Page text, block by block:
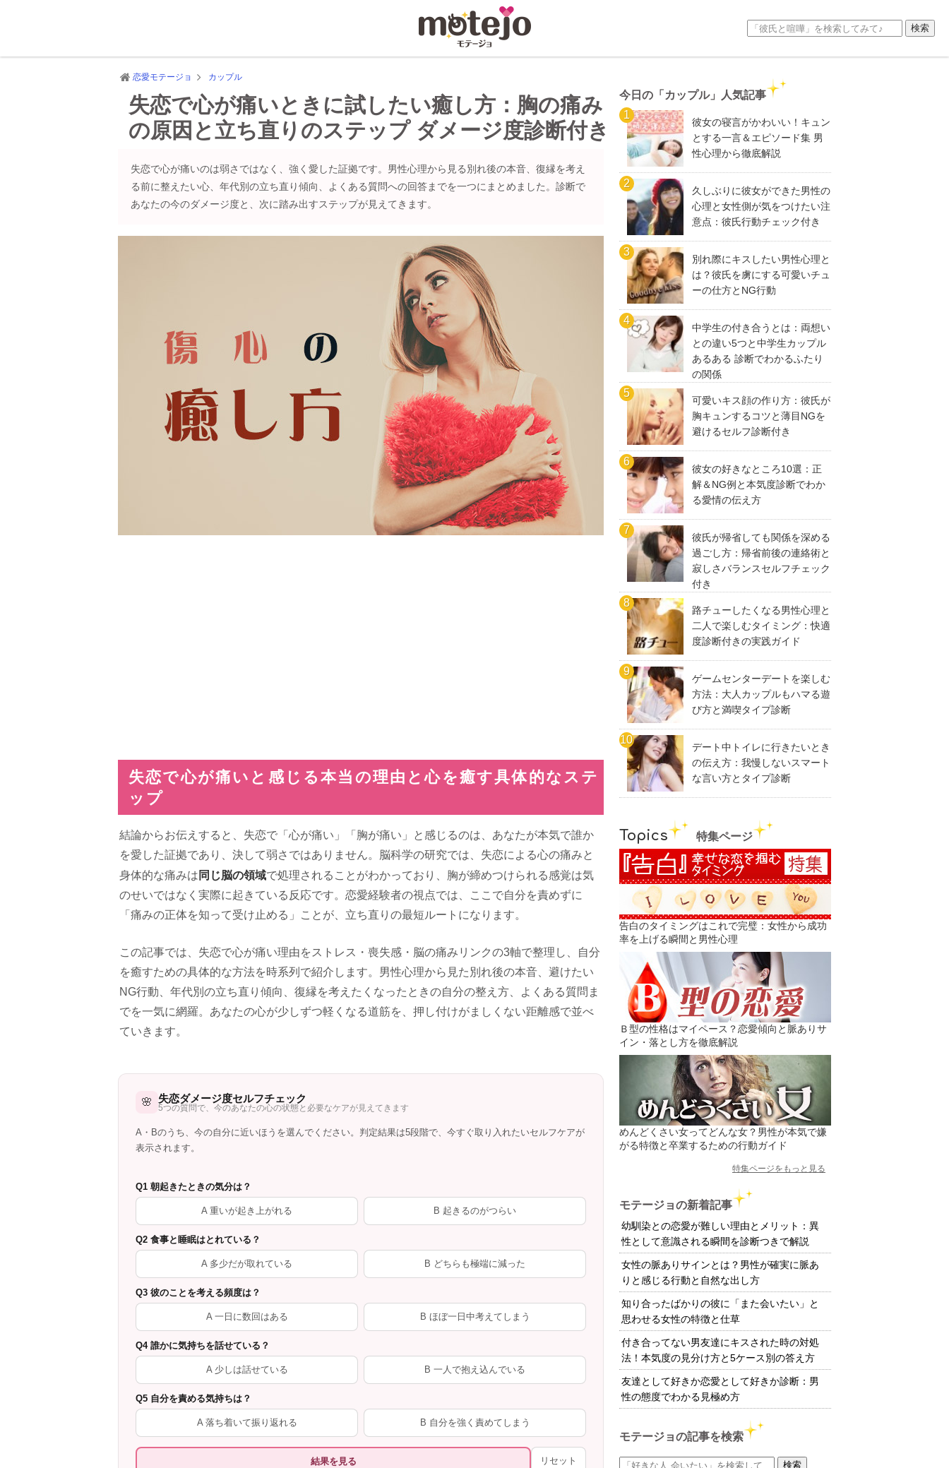
恋愛モテージョ カップル
失恋で心が痛いときに試したい癒し方：胸の痛み
の原因と立ち直りのステップ ダメージ度診断付き
失恋で心が痛いのは弱さではなく、強く愛した証拠です。男性心理から見る別れ後の本音、復縁を考え
る前に整えたい心、年代別の立ち直り傾向、よくある質問への回答までを一つにまとめました。診断で
あなたの今のダメージ度と、次に踏み出すステップが見えてきます。
失恋で心が痛いと感じる本当の理由と心を癒す具体的なステ
ップ
結論からお伝えすると、失恋で「心が痛い」「胸が痛い」と感じるのは、あなたが本気で誰か
を愛した証拠であり、決して弱さではありません。脳科学の研究では、失恋による心の痛みと
身体的な痛みは 同じ脳の領域で処理されることがわかっており、胸が締めつけられる感覚は気
のせいではなく実際に起きている反応です。恋愛経験者の視点では、ここで自分を責めずに
「痛みの正体を知って受け止める」ことが、立ち直りの最短ルートになります。
この記事では、失恋で心が痛い理由をストレス・喪失感・脳の痛みリンクの3軸で整理し、自分
を癒すための具体的な方法を時系列で紹介します。男性心理から見た別れ後の本音、避けたい
NG行動、年代別の立ち直り傾向、復縁を考えたくなったときの自分の整え方、よくある質問ま
でを一気に網羅。あなたの心が少しずつ軽くなる道筋を、押し付けがましくない距離感で並べ
ていきます。
🌸 失恋ダメージ度セルフチェック
5つの質問で、今のあなたの心の状態と必要なケアが見えてきます
A・Bのうち、今の自分に近いほうを選んでください。判定結果は5段階で、今すぐ取り入れたいセルフケアが
表示されます。
Q1 朝起きたときの気分は？
A 重いが起き上がれる B 起きるのがつらい
Q2 食事と睡眠はとれている？
A 多少だが取れている B どちらも極端に減った
Q3 彼のことを考える頻度は？
A 一日に数回はある B ほぼ一日中考えてしまう
Q4 誰かに気持ちを話せている？
A 少しは話せている B 一人で抱え込んでいる
Q5 自分を責める気持ちは？
A 落ち着いて振り返れる B 自分を強く責めてしまう
結果を見る リセット
今日の「カップル」人気記事
彼女の寝言がかわいい！キュン
とする一言＆エピソード集 男
性心理から徹底解説
久しぶりに彼女ができた男性の
心理と女性側が気をつけたい注
意点：彼氏行動チェック付き
別れ際にキスしたい男性心理と
は？彼氏を虜にする可愛いチュ
ーの仕方とNG行動
中学生の付き合うとは：両想い
との違い5つと中学生カップル
あるある 診断でわかるふたり
の関係
可愛いキス顔の作り方：彼氏が
胸キュンするコツと薄目NGを
避けるセルフ診断付き
彼女の好きなところ10選：正
解＆NG例と本気度診断でわか
る愛情の伝え方
彼氏が帰省しても関係を深める
過ごし方：帰省前後の連絡術と
寂しさバランスセルフチェック
付き
路チューしたくなる男性心理と
二人で楽しむタイミング：快適
度診断付きの実践ガイド
ゲームセンターデートを楽しむ
方法：大人カップルもハマる遊
び方と満喫タイプ診断
デート中トイレに行きたいとき
の伝え方：我慢しないスマート
な言い方とタイプ診断
Topics 特集ページ
告白のタイミングはこれで完璧：女性から成功
率を上げる瞬間と男性心理
Ｂ型の性格はマイペース？恋愛傾向と脈ありサ
イン・落とし方を徹底解説
めんどくさい女ってどんな女？男性が本気で嫌
がる特徴と卒業するための行動ガイド
特集ページをもっと見る
モテージョの新着記事
幼馴染との恋愛が難しい理由とメリット：異
性として意識される瞬間を診断つきで解説
女性の脈ありサインとは？男性が確実に脈あ
りと感じる行動と自然な出し方
知り合ったばかりの彼に「また会いたい」と
思わせる女性の特徴と仕草
付き合ってない男友達にキスされた時の対処
法！本気度の見分け方と5ケース別の答え方
友達として好きか恋愛として好きか診断：男
性の態度でわかる見極め方
モテージョの記事を検索